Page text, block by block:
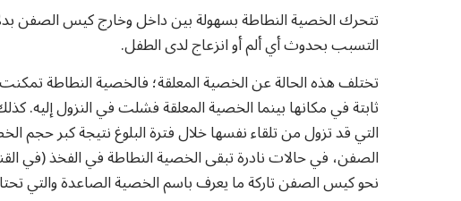
تتحرك الخصية النطاطة بسهولة بين داخل وخارج كيس الصفن
التسبب بحدوث أي ألم أو انزعاج لدى الطفل.
تختلف هذه الحالة عن الخصية المعلقة؛ فالخصية النطاطة
ثابتة في مكانها بينما الخصية المعلقة فشلت في النزول إليه.
التي قد تزول من تلقاء نفسها خلال فترة البلوغ نتيجة كبر حجم
الصفن، في حالات نادرة تبقى الخصية النطاطة في الفخذ (في
نحو كيس الصفن تاركة ما يعرف باسم الخصية الصاعدة والتي